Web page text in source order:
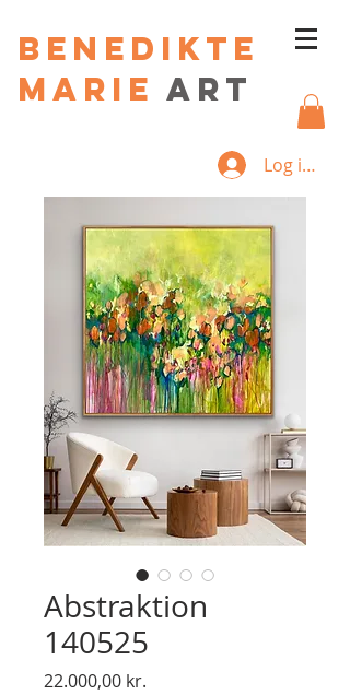
Benedikte
Marie art
Log ind
Abstraktion
140525
22.000,00 kr.